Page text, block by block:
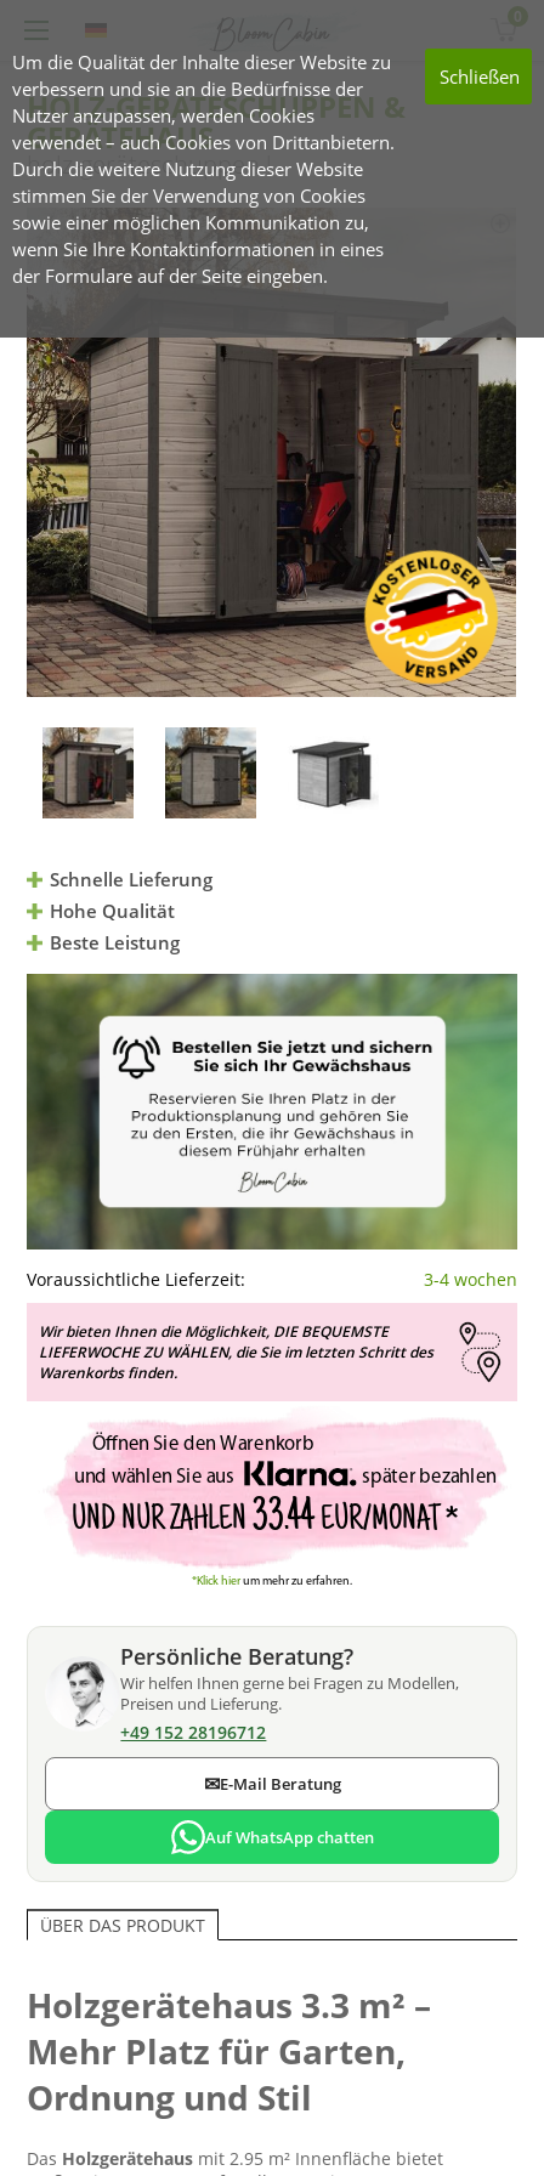
Um die Qualität der Inhalte dieser Website zu
verbessern und sie an die Bedürfnisse der
Nutzer anzupassen, werden Cookies
verwendet – auch Cookies von Drittanbietern.
Durch die weitere Nutzung dieser Website
stimmen Sie der Verwendung von Cookies
sowie einer möglichen Kommunikation zu,
wenn Sie Ihre Kontaktinformationen in eines
der Formulare auf der Seite eingeben.
Schließen
0
HOLZ-GERÄTESCHUPPEN &
GERÄTEHAUS
holz-geräteschuppen l
Schnelle Lieferung
Hohe Qualität
Beste Leistung
Voraussichtliche Lieferzeit: 3-4 wochen
Wir bieten Ihnen die Möglichkeit, DIE BEQUEMSTE
LIEFERWOCHE ZU WÄHLEN, die Sie im letzten Schritt des
Warenkorbs finden.
Öffnen Sie den Warenkorb
und wählen Sie aus später bezahlen
UND NUR ZAHLEN33.44EUR/MONAT *
*Klick hierum mehr zu erfahren.
Persönliche Beratung?
Wir helfen Ihnen gerne bei Fragen zu Modellen,
Preisen und Lieferung.
+49 152 28196712
✉E-Mail Beratung
Auf WhatsApp chatten
ÜBER DAS PRODUKT
Holzgerätehaus 3.3 m² –
Mehr Platz für Garten,
Ordnung und Stil
Das Holzgerätehaus mit 2.95 m² Innenfläche bietet